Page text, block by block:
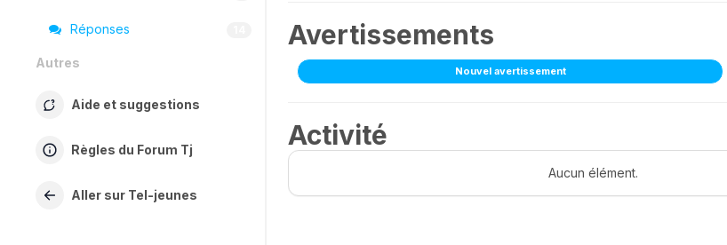
Réponses
Autres
Aide et suggestions
Règles du Forum Tj
Aller sur Tel-jeunes
Avertissements
Nouvel avertissement
Activité
Aucun élément.